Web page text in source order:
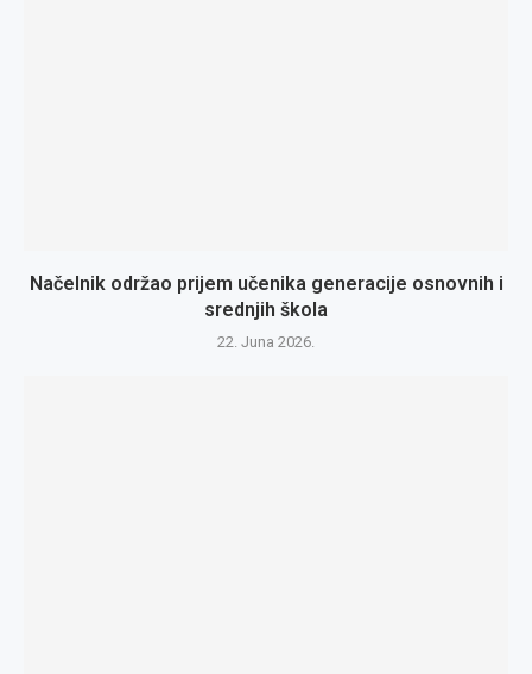
Načelnik održao prijem učenika generacije osnovnih i
srednjih škola
22. Juna 2026.